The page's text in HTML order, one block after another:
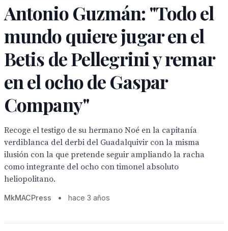
Antonio Guzmán: "Todo el
mundo quiere jugar en el
Betis de Pellegrini y remar
en el ocho de Gaspar
Company"
Recoge el testigo de su hermano Noé en la capitanía
verdiblanca del derbi del Guadalquivir con la misma
ilusión con la que pretende seguir ampliando la racha
como integrante del ocho con timonel absoluto
heliopolitano.
MkMACPress • hace 3 años